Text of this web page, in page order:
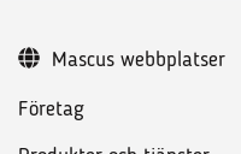
Företag
Mascus webbplatser